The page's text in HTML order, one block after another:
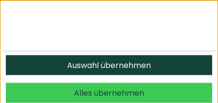
© 2026 undefined. alle Rechte vorbehalten.
Auswahl übernehmen
Alles übernehmen